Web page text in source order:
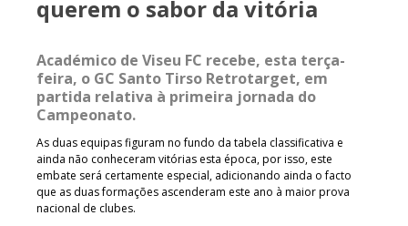
querem o sabor da vitória
Académico de Viseu FC recebe, esta terça-
feira, o GC Santo Tirso Retrotarget, em
partida relativa à primeira jornada do
Campeonato.
As duas equipas figuram no fundo da tabela classificativa e
ainda não conheceram vitórias esta época, por isso, este
embate será certamente especial, adicionando ainda o facto
que as duas formações ascenderam este ano à maior prova
nacional de clubes.